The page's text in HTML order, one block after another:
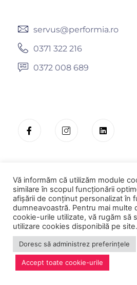
servus@performia.ro
0371 322 216
0372 008 689
© Copyright 2022 PERFORMIA. Toate
Termeni și condițiiPolitică de protecție a
Politica de utilizare Cookies
Creare site
Vă informăm că utilizăm module
similare în scopul funcționării
afișării de conținut personalizat în
dumneavoastră. Pentru mai multe
cookie-urile utilizate, vă rugăm să
utilizare cookies disponibilă pe
Doresc să administrez preferințele
Accept toate cookie-urile